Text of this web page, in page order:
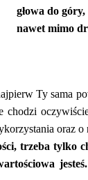
głowa do
nawet mimo
Ty sama
chodzi
oraz
trzeba tylko